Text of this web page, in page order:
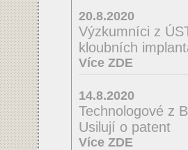
20.8.2020
Výzkumníci z
kloubních
Více ZDE
14.8.2020
Technologové z
Usilují o patent
Více ZDE